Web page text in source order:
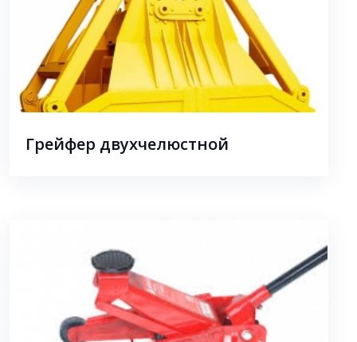
Грейфер двухчелюстной